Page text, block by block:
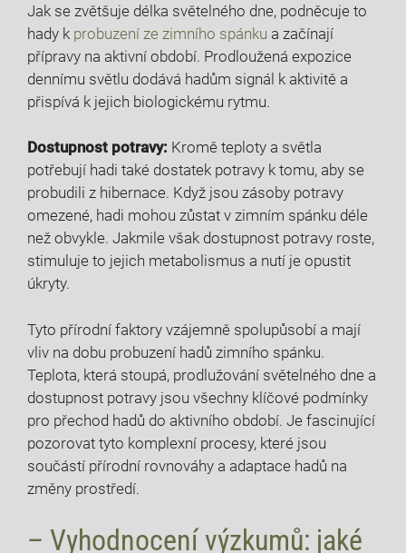
Jak se zvětšuje délka světelného dne, podněcuje to
hady k probuzení ze zimního spánku a začínají
přípravy na aktivní období. Prodloužená expozice
dennímu světlu dodává hadům signál k aktivitě a
přispívá k jejich biologickému rytmu.
Dostupnost potravy: Kromě teploty a světla
potřebují hadi také dostatek potravy k tomu, aby se
probudili z hibernace. Když jsou zásoby potravy
omezené, hadi mohou zůstat v zimním spánku déle
než obvykle. Jakmile však dostupnost potravy roste,
stimuluje to jejich metabolismus a nutí je opustit
úkryty.
Tyto přírodní faktory vzájemně spolupůsobí a mají
vliv na dobu probuzení hadů zimního spánku.
Teplota, která stoupá, prodlužování světelného dne a
dostupnost potravy jsou všechny klíčové podmínky
pro přechod hadů do aktivního období. Je fascinující
pozorovat tyto komplexní procesy, které jsou
součástí přírodní rovnováhy a adaptace hadů na
změny prostředí.
– Vyhodnocení výzkumů: jaké